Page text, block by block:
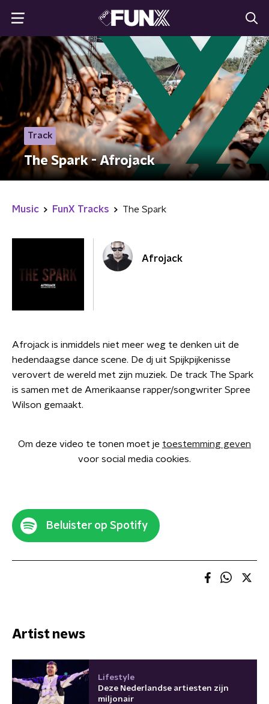
Track
The Spark - Afrojack
Music FunX Tracks The Spark
Afrojack
Afrojack is inmiddels niet meer weg te denken uit de
hedendaagse dance scene. De dj uit Spijkpijkenisse
verovert de wereld met zijn muziek. De track The Spark
is samen met de Amerikaanse rapper/songwriter Spree
Wilson gemaakt.
Om deze video te tonen moet je toestemming geven
voor social media cookies.
Beluister op Spotify
Artist news
Lifestyle
Deze Nederlandse artiesten zijn
miljonair